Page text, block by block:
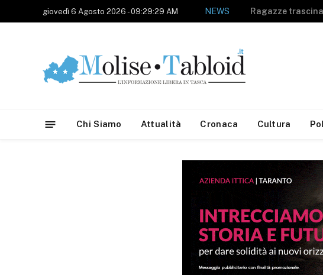
giovedì 6 Agosto 2026 - 09:29:29 AM NEWS
Chi Siamo Attualità Cronaca Cultura